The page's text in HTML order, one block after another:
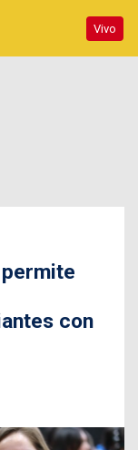
Vivo
con